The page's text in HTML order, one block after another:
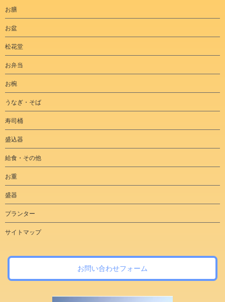
お膳
お盆
松花堂
お弁当
お椀
うなぎ・そば
寿司桶
盛込器
給食・その他
お重
盛器
プランター
サイトマップ
お問い合わせフォーム